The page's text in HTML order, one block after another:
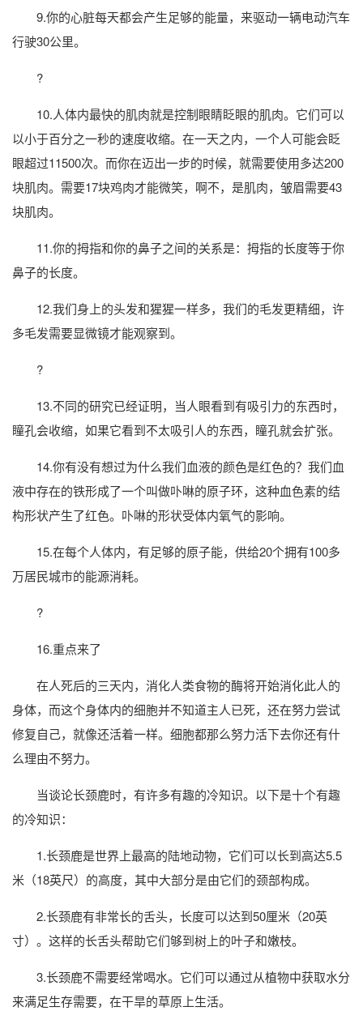
9.你的心脏每天都会产生足够的能量，来驱动一辆电动汽车
行驶30公里。
?
10.人体内最快的肌肉就是控制眼睛眨眼的肌肉。它们可以
以小于百分之一秒的速度收缩。在一天之内，一个人可能会眨
眼超过11500次。而你在迈出一步的时候，就需要使用多达200
块肌肉。需要17块鸡肉才能微笑，啊不，是肌肉，皱眉需要43
块肌肉。
11.你的拇指和你的鼻子之间的关系是：拇指的长度等于你
鼻子的长度。
12.我们身上的头发和猩猩一样多，我们的毛发更精细，许
多毛发需要显微镜才能观察到。
?
13.不同的研究已经证明，当人眼看到有吸引力的东西时，
瞳孔会收缩，如果它看到不太吸引人的东西，瞳孔就会扩张。
14.你有没有想过为什么我们血液的颜色是红色的？我们血
液中存在的铁形成了一个叫做卟啉的原子环，这种血色素的结
构形状产生了红色。卟啉的形状受体内氧气的影响。
15.在每个人体内，有足够的原子能，供给20个拥有100多
万居民城市的能源消耗。
?
16.重点来了
在人死后的三天内，消化人类食物的酶将开始消化此人的
身体，而这个身体内的细胞并不知道主人已死，还在努力尝试
修复自己，就像还活着一样。细胞都那么努力活下去你还有什
么理由不努力。
当谈论长颈鹿时，有许多有趣的冷知识。以下是十个有趣
的冷知识：
1.长颈鹿是世界上最高的陆地动物，它们可以长到高达5.5
米（18英尺）的高度，其中大部分是由它们的颈部构成。
2.长颈鹿有非常长的舌头，长度可以达到50厘米（20英
寸）。这样的长舌头帮助它们够到树上的叶子和嫩枝。
3.长颈鹿不需要经常喝水。它们可以通过从植物中获取水分
来满足生存需要，在干旱的草原上生活。